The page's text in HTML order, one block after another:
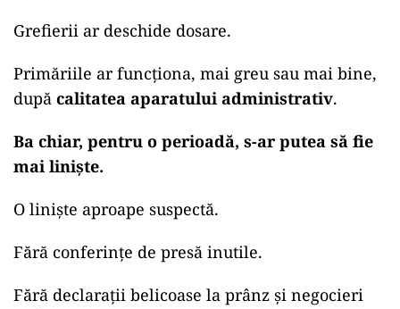
Grefierii ar deschide dosare.
Primăriile ar funcționa, mai greu sau mai bine,
după calitatea aparatului administrativ.
Ba chiar, pentru o perioadă, s-ar putea să fie
mai liniște.
O liniște aproape suspectă.
Fără conferințe de presă inutile.
Fără declarații belicoase la prânz și negocieri